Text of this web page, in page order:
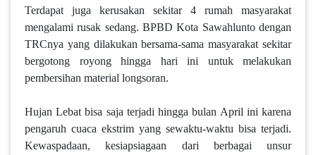
Terdapat juga kerusakan sekitar 4 rumah masyarakat
mengalami rusak sedang. BPBD Kota Sawahlunto dengan
TRCnya yang dilakukan bersama-sama masyarakat sekitar
bergotong royong hingga hari ini untuk melakukan
pembersihan material longsoran.
Hujan Lebat bisa saja terjadi hingga bulan April ini karena
pengaruh cuaca ekstrim yang sewaktu-waktu bisa terjadi.
Kewaspadaan, kesiapsiagaan dari berbagai unsur